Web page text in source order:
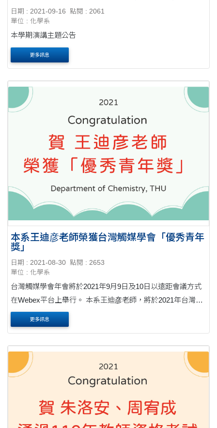
日期 : 2021-09-16
點閱 : 2061
單位 : 化學系
本學期演講主題公告
更多訊息
本系王迪彦老師榮獲台灣觸媒學會「優秀青年
獎」
日期 : 2021-08-30 點閱 : 2653
單位 : 化學系
台灣觸媒學會年會將於2021年9月9日及10日以遠距會議方式
在Webex平台上舉行。 本系王迪彦老師，將於2021年台灣觸
媒學會年會9/9(四) 早上9:30-9:50 進行優秀青年獎的演講活
動。
更多訊息